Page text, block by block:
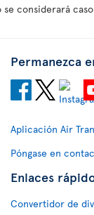
considerará
Permanezca
Aplicación Air
Póngase en
Enlaces
Convertidor de